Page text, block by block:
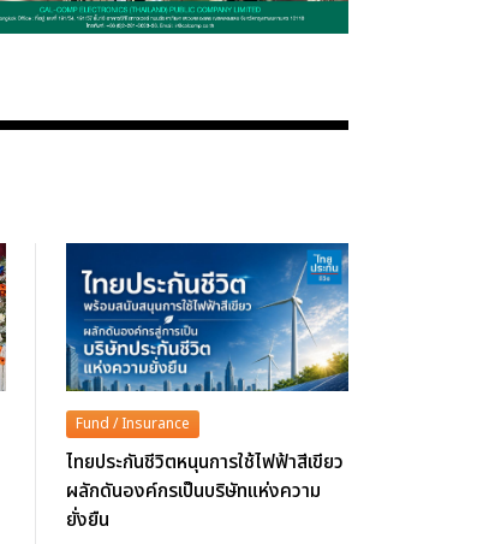
Fund / Insurance
ไทยประกันชีวิตหนุนการใช้ไฟฟ้าสีเขียว
ผลักดันองค์กรเป็นบริษัทแห่งความ
ยั่งยืน